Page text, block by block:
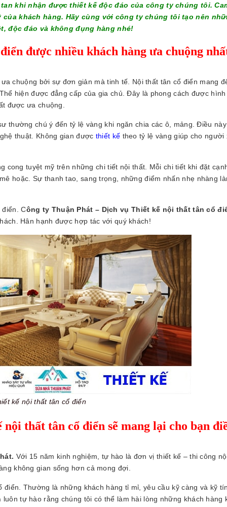
khi nhận được thiết kế độc đáo của công ty chúng tôi.
khách hàng. Hãy cùng với công ty chúng tôi tạo nên
độc đáo và không đụng hàng nhé!
được nhiều khách hàng ưa chuộng
chuộng bởi sự đơn giản mà tinh tế. Nội thất tân cổ điển mang
hiện được đẳng cấp của gia chủ. Đây là phong cách được
được ưa chuộng.
thường chú ý đến tỷ lệ vàng khi ngăn chia các ô, mảng. Điều
thuật. Không gian được thiết kế theo tỷ lệ vàng giúp cho người
cong tuyệt mỹ trên những chi tiết nội thất. Mỗi chi tiết khi đặt
hoặc. Sự thanh tao, sang trọng, những điểm nhấn nhẹ nhàng
Công ty Thuận Phát – Dịch vụ Thiết kế nội thất tân cổ
Hân hạnh được hợp tác với quý khách!
kế nội thất tân cổ điển
thất tân cổ điển sẽ mang lại cho bạn
Với 15 năm kinh nghiệm, tự hào là đơn vị thiết kế – thi công
không gian sống hơn cả mong đợi.
Thường là những khách hàng tỉ mỉ, yêu cầu kỹ càng và kỹ
luôn tự hào rằng chúng tôi có thể làm hài lòng những khách hàng